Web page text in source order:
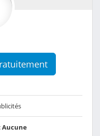
Aucune